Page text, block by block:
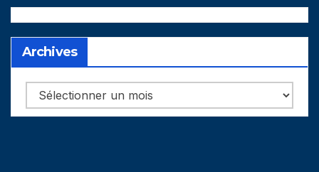
Archives
Archives